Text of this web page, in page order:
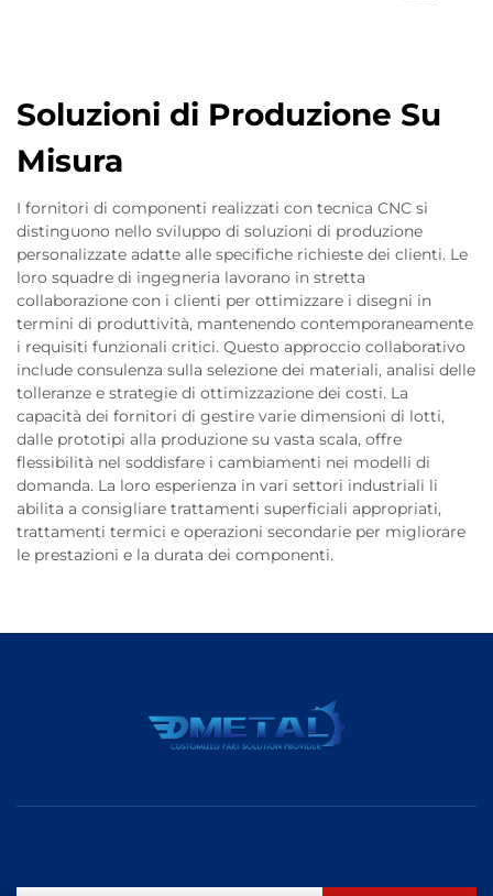
Soluzioni di Produzione Su
Misura
I fornitori di componenti realizzati con tecnica CNC si
distinguono nello sviluppo di soluzioni di produzione
personalizzate adatte alle specifiche richieste dei clienti. Le
loro squadre di ingegneria lavorano in stretta
collaborazione con i clienti per ottimizzare i disegni in
termini di produttività, mantenendo contemporaneamente
i requisiti funzionali critici. Questo approccio collaborativo
include consulenza sulla selezione dei materiali, analisi delle
tolleranze e strategie di ottimizzazione dei costi. La
capacità dei fornitori di gestire varie dimensioni di lotti,
dalle prototipi alla produzione su vasta scala, offre
flessibilità nel soddisfare i cambiamenti nei modelli di
domanda. La loro esperienza in vari settori industriali li
abilita a consigliare trattamenti superficiali appropriati,
trattamenti termici e operazioni secondarie per migliorare
le prestazioni e la durata dei componenti.